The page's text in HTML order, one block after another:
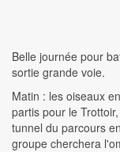
Belle journée pour
sortie grande voie.
Matin : les oiseaux
partis pour le
tunnel du parcours
groupe cherchera